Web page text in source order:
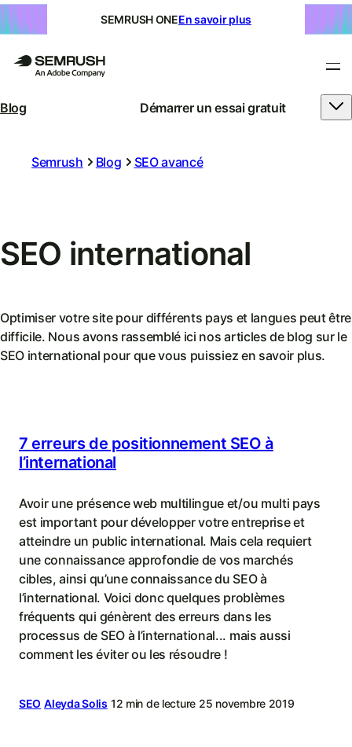
SEMRUSH ONEEn savoir plus
Blog Démarrer un essai gratuit
Semrush Blog SEO avancé
SEO international
Optimiser votre site pour différents pays et langues peut être
difficile. Nous avons rassemblé ici nos articles de blog sur le
SEO international pour que vous puissiez en savoir plus.
7 erreurs de positionnement SEO à
l’international
Avoir une présence web multilingue et/ou multi pays
est important pour développer votre entreprise et
atteindre un public international. Mais cela requiert
une connaissance approfondie de vos marchés
cibles, ainsi qu’une connaissance du SEO à
l’international. Voici donc quelques problèmes
fréquents qui génèrent des erreurs dans les
processus de SEO à l’international... mais aussi
comment les éviter ou les résoudre !
SEO Aleyda Solis 12 min de lecture 25 novembre 2019